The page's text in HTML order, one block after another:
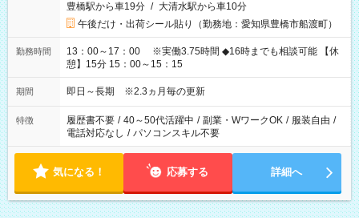
豊橋駅から車19分 / 大清水駅から車10分
午後だけ・出荷シール貼り（勤務地：愛知県豊橋市船渡町）
勤務時間
13：00～17：00 ※実働3.75時間 ◆16時までも相談可能 【休
憩】15分 15：00～15：15
期間 即日～長期 ※2.3ヵ月毎の更新
特徴 履歴書不要 / 40～50代活躍中 / 副業・WワークOK / 服装自由 /
電話対応なし / パソコンスキル不要
気になる！ 応募する 詳細へ